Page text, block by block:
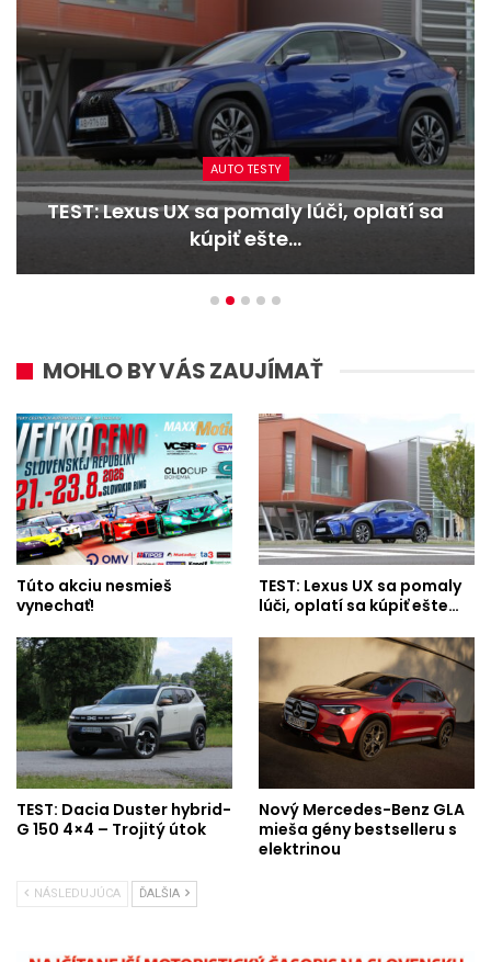
AUTO TESTY
TEST: Lexus UX sa pomaly lúči, oplatí sa
kúpiť ešte…
MOHLO BY VÁS ZAUJÍMAŤ
Túto akciu nesmieš
vynechať!
TEST: Lexus UX sa pomaly
lúči, oplatí sa kúpiť ešte…
TEST: Dacia Duster hybrid-
G 150 4×4 – Trojitý útok
Nový Mercedes-Benz GLA
mieša gény bestselleru s
elektrinou
NÁSLEDUJÚCA ĎALŠIA